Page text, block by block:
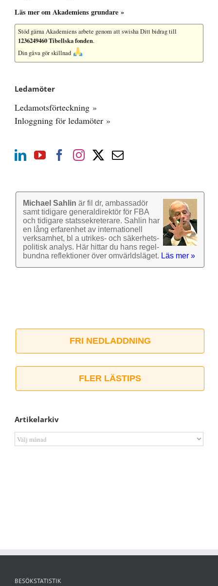
Läs mer om Akademiens grundare »
Stöd gärna Akademiens arbete genom att swisha Ditt bidrag till
1236249460 Tibellska fonden.
Din gåva gör skillnad
Ledamöter
Ledamotsförteckning »
Inloggning för ledamöter »
Michael Sahlin är fil dr, ambassadör
samt tidigare general­direktör för FBA
och tidigare stats­sekre­terare. Sahlin har
en lång erfarenhet av inter­nationell
verk­samhet, bl a utrikes- och säkerhets­
politisk analys. Här hittar du hans regel­
bundna reflek­tioner över omvärlds­läget. Läs mer »
FRI NEDLADDNING
FLER LÄSTIPS
Artikelarkiv
Artikelarkiv
BESÖKSTATISTIK